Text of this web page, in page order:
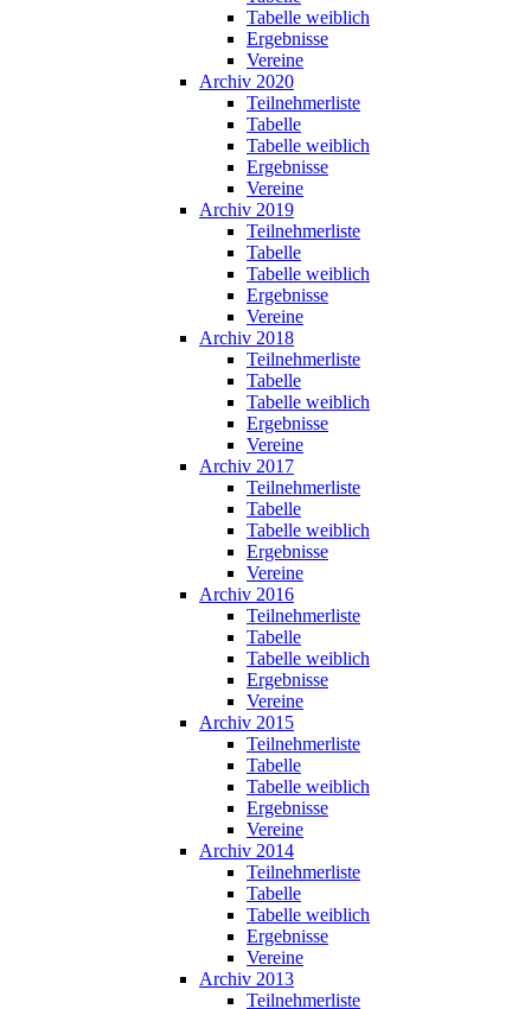
Tabelle weiblich
Ergebnisse
Vereine
Archiv 2020
Teilnehmerliste
Tabelle
Tabelle weiblich
Ergebnisse
Vereine
Archiv 2019
Teilnehmerliste
Tabelle
Tabelle weiblich
Ergebnisse
Vereine
Archiv 2018
Teilnehmerliste
Tabelle
Tabelle weiblich
Ergebnisse
Vereine
Archiv 2017
Teilnehmerliste
Tabelle
Tabelle weiblich
Ergebnisse
Vereine
Archiv 2016
Teilnehmerliste
Tabelle
Tabelle weiblich
Ergebnisse
Vereine
Archiv 2015
Teilnehmerliste
Tabelle
Tabelle weiblich
Ergebnisse
Vereine
Archiv 2014
Teilnehmerliste
Tabelle
Tabelle weiblich
Ergebnisse
Vereine
Archiv 2013
Teilnehmerliste